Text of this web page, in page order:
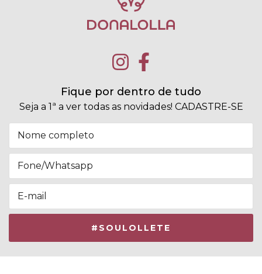
Fique por dentro de tudo
Seja a 1ª a ver todas as novidades! CADASTRE-SE